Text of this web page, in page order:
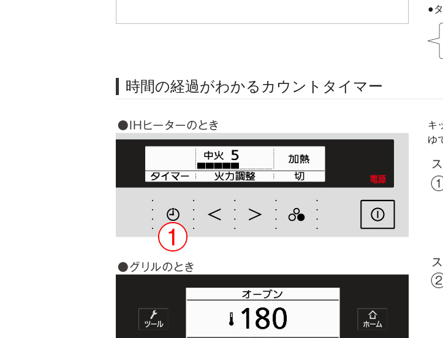
●
時間の経過がわかるカウントタイマー
キ
ゆ